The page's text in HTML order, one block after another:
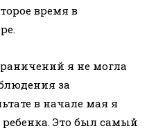
время в
я не могла
за
в начале мая я
Это был самый